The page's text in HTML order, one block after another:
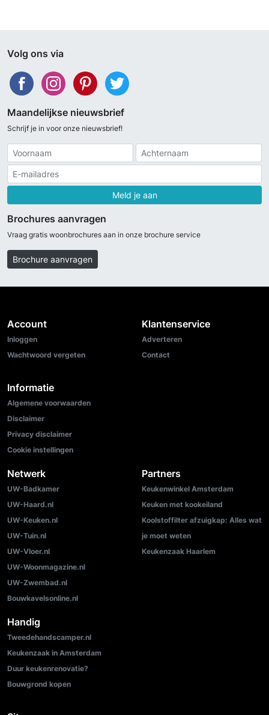
Volg ons via
Maandelijkse nieuwsbrief
Schrijf je in voor onze nieuwsbrief!
Meld je aan
Brochures aanvragen
Vraag gratis woonbrochures aan in onze brochure service
Brochure aanvragen
Account
Inloggen
Wachtwoord vergeten
Informatie
Algemene voorwaarden
Disclaimer
Privacy disclaimer
Cookie instellingen
Klantenservice
Adverteren
Contact
Netwerk
UW-Badkamer
UW-Haard.nl
UW-Keuken.nl
UW-Tuin.nl
UW-Vloer.nl
UW-Woonmagazine.nl
UW-Zwembad.nl
Bouwkavelsonline.nl
Partners
Keukenwinkel Amsterdam
Keuken met kookeiland
Koolstoffilter afzuigkap: Alles wat
je moet weten
Keukenzaak Haarlem
Handig
Tweedehandscamper.nl
Keukenzaak in Amsterdam
Duur keukenrenovatie?
Bouwgrond kopen